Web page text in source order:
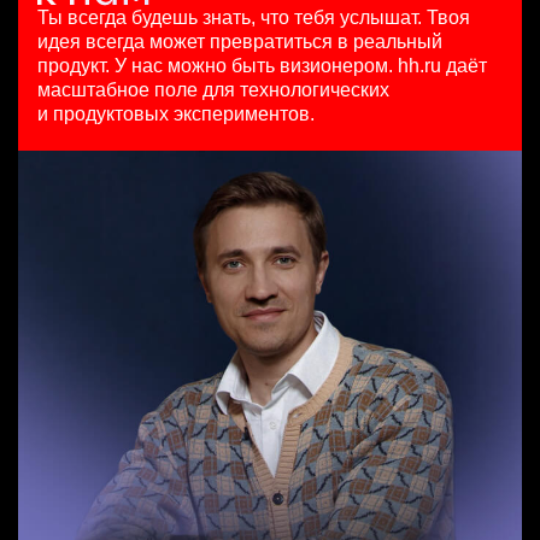
3 авг. 2026
з/п не указана
Москва
HeadHunter::Коммерческий департамент
7200000 - 16800000 so'm
Менеджер по продажам крупному бизнесу
HeadHunter::Телефонные продажи
29 июл. 2026
з/п не указана
Москва
Младший SEO специалист
HeadHunter::Департамент маркетинга
10 июл. 2026
з/п не указана
Москва
Ты всегда будешь знать, что тебя услышат. Твоя
идея всегда может превратиться в реальный
продукт. У нас можно быть визионером. hh.ru даёт
масштабное поле для технологических
и продуктовых экспериментов.